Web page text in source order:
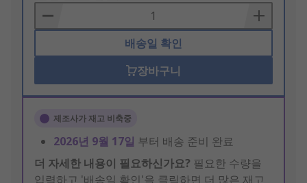
Basket
배송일 확인
장바구니
제조사가 재고 비축중
2026년 9월 17일 부터 배송 준비 완료
더 자세한 내용이 필요하신가요? 필요한 수량을
입력하고 '배송일 확인'을 클릭하면 더 많은 재고